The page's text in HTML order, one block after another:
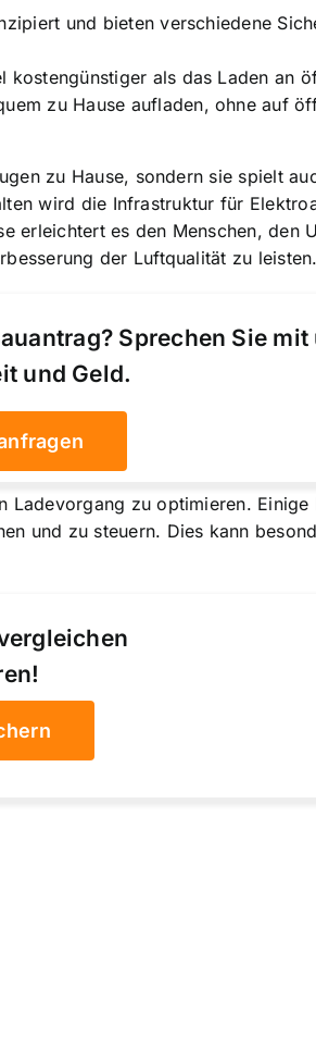
und bieten verschiedene
als das Laden an
zu Hause aufladen, ohne auf
zu Hause, sondern sie spielt
wird die Infrastruktur für
erleichtert es den Menschen, den
der Luftqualität zu leisten.
Sprechen Sie
und Geld.
Ladevorgang zu optimieren.
und zu steuern. Dies kann